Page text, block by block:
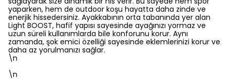
yaparken, hem de outdoor koşu hayatta daha zinde ve
enerjik hissedersiniz. Ayakkabının orta tabanında yer alan
Light BOOST, hafif yapısı sayesinde ayağınızı yormaz ve
uzun süreli kullanımlarda bile konforunu korur. Aynı
zamanda, şok emici özelliği sayesinde eklemlerinizi korur ve
daha az yorulmanızı sağlar.
\n
\n